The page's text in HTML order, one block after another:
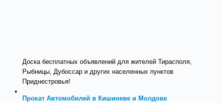
Доска бесплатных объявлений для жителей Тирасполя,
Рыбницы, Дубоссар и других населенных пунктов
Приднестровья!
Прокат Автомобилей в Кишиневе и Молдове